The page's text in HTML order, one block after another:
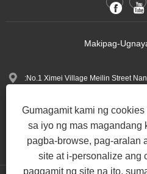
Makipag-
:No.1 Ximei Village Meilin Street
Tel: +86-
:
Gumagamit kami ng
sa iyo ng mas magandang
pagba-browse, pag-aralan
site at i-personalize ang
paggamit ng site na ito,